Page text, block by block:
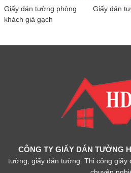
Giấy dán tường phòng
khách giả gạch
Giấy dán
CÔNG TY GIẤY DÁN TƯỜNG
tường, giấy dán tường. Thi công